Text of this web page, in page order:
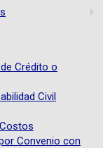
Crédito o
Civil
Convenio con